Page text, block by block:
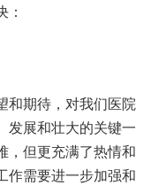
和期待，对我们医院
发展和壮大的关键一
，但更充满了热情和
作需要进一步加强和